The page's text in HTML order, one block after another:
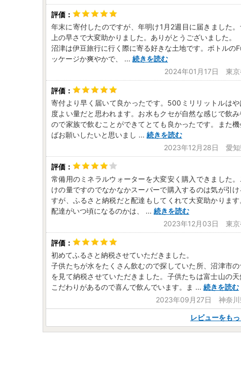
年末に寄付したのですが、年明け1月2週目に届きました。
上の早さで大変助かりました。ありがとうございました。
沼津は伊豆旅行に行く際に寄る好きな土地です。ボトルの
ッケージか爽やかで、
... 続きを読む
2024年01月17日 東京
寄付より早く届いて良かったです。500ミリリットルは
度よい量だと思われます。お水もクセが自然な感じで飲
ので家族で飲むことができてとても良かったです。また
ばお願いしたいと思いまし ... 続きを読む
2023年12月28日 愛知
常備用のミネラルウォーターを大変安く購入できました
けの量ですのでなかなかスーパーで購入するのは気が引
すが、ふるさと納税だと配達もしてくれて大変助かりま
配達がいつ頃になるのかは、
... 続きを読む
2023年12月03日 東京
初めてふるさと納税させていただきました。
子供たちが水をたくさん飲むので探していた所、沼津市の
を見て納税させていただきました。子供たちは富士山の天
こだわりがあるので喜んで飲んでいます。ま ... 続きを読む
2023年09月27日 神奈川
レビューをも